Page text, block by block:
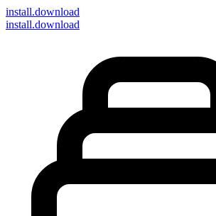
install.download
install.download